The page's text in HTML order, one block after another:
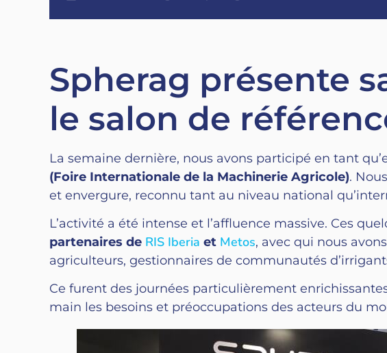
Spherag présente
le salon de
La semaine dernière, nous avons participé en tant
(Foire Internationale de la Machinerie Agricole).
et envergure, reconnu tant au niveau national
L’activité a été intense et l’affluence massive. Ces
partenaires de RIS Iberia et Metos, avec qui nous
agriculteurs, gestionnaires de communautés
Ce furent des journées particulièrement
main les besoins et préoccupations des acteurs du